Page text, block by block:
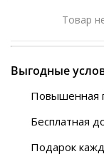
Товар
Выгодные
Повышенная
Бесплатная
Автобусы
Подарок